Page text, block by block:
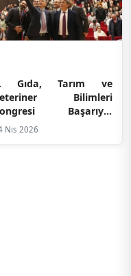
Gıda, Tarım ve
Bilimleri
Başarıyla
Nis 2026